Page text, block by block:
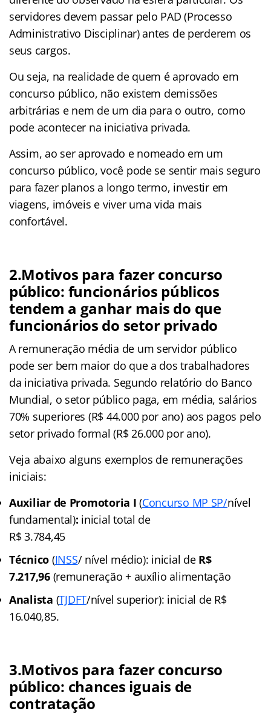
servidores devem passar pelo PAD (Processo
Administrativo Disciplinar) antes de perderem os
seus cargos.
Ou seja, na realidade de quem é aprovado em
concurso público, não existem demissões
arbitrárias e nem de um dia para o outro, como
pode acontecer na iniciativa privada.
Assim, ao ser aprovado e nomeado em um
concurso público, você pode se sentir mais seguro
para fazer planos a longo termo, investir em
viagens, imóveis e viver uma vida mais
confortável.
2.Motivos para fazer concurso
público: funcionários públicos
tendem a ganhar mais do que
funcionários do setor privado
A remuneração média de um servidor público
pode ser bem maior do que a dos trabalhadores
da iniciativa privada. Segundo relatório do Banco
Mundial, o setor público paga, em média, salários
70% superiores (R$ 44.000 por ano) aos pagos pelo
setor privado formal (R$ 26.000 por ano).
Veja abaixo alguns exemplos de remunerações
iniciais:
Auxiliar de Promotoria I (Concurso MP SP/nível
fundamental): inicial total de
R$ 3.784,45
Técnico (INSS/ nível médio): inicial de R$
7.217,96(remuneração + auxílio alimentação
Analista (TJDFT/nível superior): inicial de R$
16.040,85.
3.Motivos para fazer concurso
público: chances iguais de
contratação